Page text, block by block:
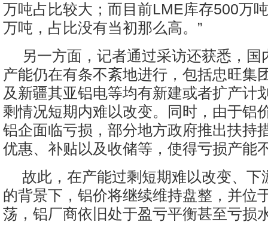
万吨占比较大；而目前LME库存500万
万吨，占比没有当初那么高。”
另一方面，记者通过采访还获悉，国
产能仍在有条不紊地进行，包括忠旺集
及新疆其亚铝电等均有新建或者扩产计
剩情况短期内难以改变。同时，由于铝
铝企面临亏损，部分地方政府推出扶持
优惠、补贴以及收储等，使得亏损产能
故此，在产能过剩短期难以改变、下
的背景下，铝价将继续维持盘整，并位
荡，铝厂商依旧处于盈亏平衡甚至亏损